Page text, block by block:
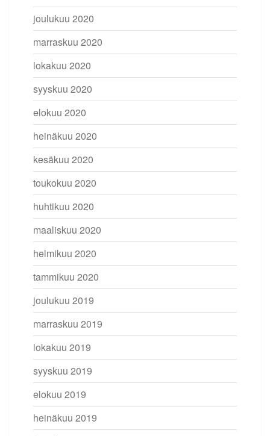
joulukuu 2020
marraskuu 2020
lokakuu 2020
syyskuu 2020
elokuu 2020
heinäkuu 2020
kesäkuu 2020
toukokuu 2020
huhtikuu 2020
maaliskuu 2020
helmikuu 2020
tammikuu 2020
joulukuu 2019
marraskuu 2019
lokakuu 2019
syyskuu 2019
elokuu 2019
heinäkuu 2019